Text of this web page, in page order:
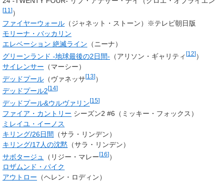
[11 ] ）
ファイヤーウォール （ジャネット・ストーン）※テレビ朝日版
モリーナ・バッカリン
エレベーション 絶滅ライン （ニーナ）
グリーンランド -地球最後の2日間- （アリソン・ギャリティ [12]）
サイレンサー （マーシー）
デッドプール （ヴァネッサ[13]）
デッドプール2[14]
デッドプール&ウルヴァリン[15]
ファイア・カントリー シーズン2 #6（ミッキー・フォックス）
ミレイユ・イーノス
キリング/26日間 （サラ・リンデン）
キリング/17人の沈黙 （サラ・リンデン）
サボタージュ
（リジー・マレー[16]）
ロザムンド・パイク
アウトロー （ヘレン・ロディン）